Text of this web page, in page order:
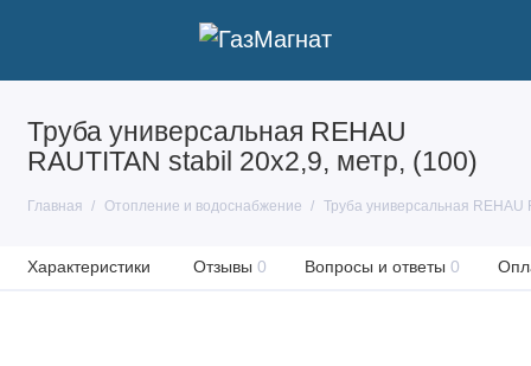
Труба универсальная REHAU
RAUTITAN stabil 20х2,9, метр, (100)
Главная Отопление и водоснабжение Труба универсальная REHAU
Характеристики Отзывы 0 Вопросы и ответы 0